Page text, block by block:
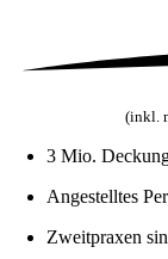
(inkl.
3 Mio.
Angestelltes
Zweitpraxen